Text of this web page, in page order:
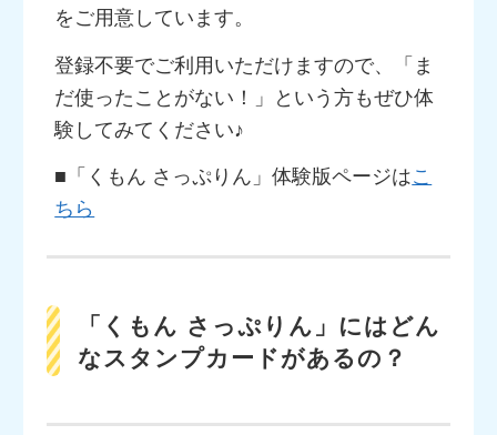
をご用意しています。
登録不要でご利用いただけますので、「ま
だ使ったことがない！」という方もぜひ体
験してみてください♪
■「くもん さっぷりん」体験版ページはこ
ちら
「くもん さっぷりん」にはどん
なスタンプカードがあるの？